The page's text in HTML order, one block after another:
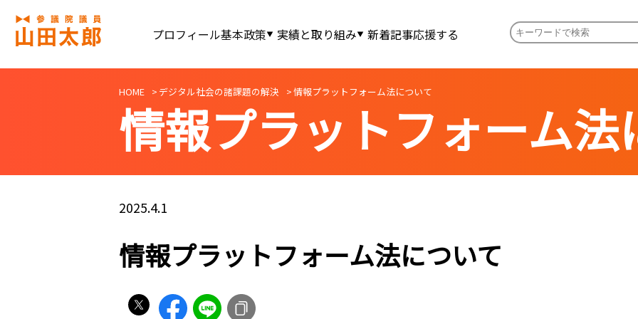
プロフィール基本政策 実績と取り組み 新着記事応援する
HOME デジタル社会の諸課題の解決 情報プラットフォーム法について
情報プラットフォーム法
2025.4.1
情報プラットフォーム法について